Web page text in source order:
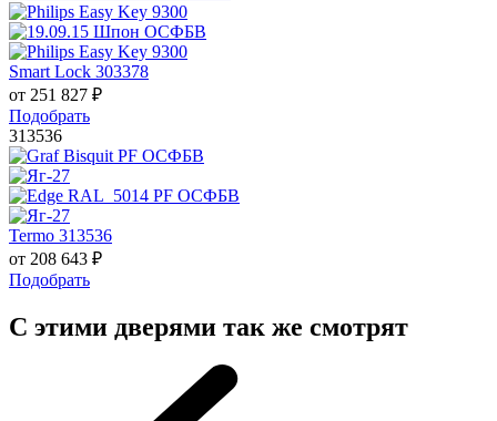
Smart Lock 303378
от 251 827 ₽
Подобрать
313536
Termo 313536
от 208 643 ₽
Подобрать
С этими дверями так же смотрят